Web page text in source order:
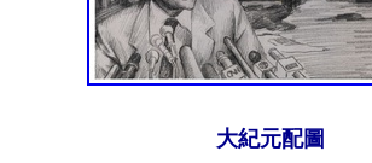
大紀元配圖